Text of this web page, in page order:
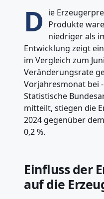
D ie
Produkte
niedriger als
Entwicklung zeigt
im Vergleich zum
Veränderungsrate
Vorjahresmonat bei -
Statistische
mitteilt, stiegen die
2024 gegenüber
0,2 %.
Einfluss der
auf die